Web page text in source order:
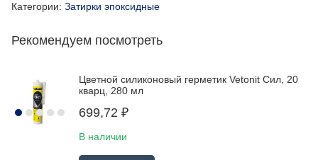
Категории: Затирки эпоксидные
Рекомендуем посмотреть
Цветной силиконовый герметик Vetonit Сил, 20
кварц, 280 мл
699,72 ₽
В наличии